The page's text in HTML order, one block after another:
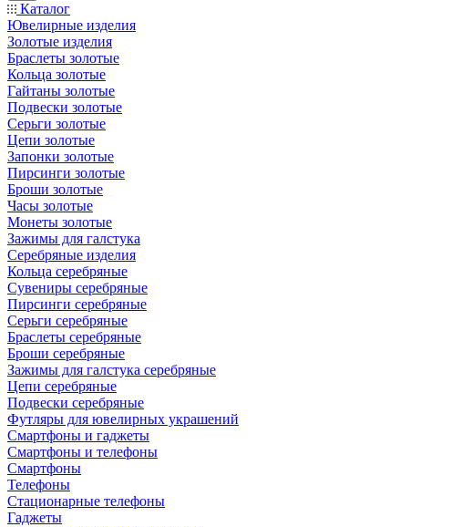
Каталог
Ювелирные изделия
Золотые изделия
Браслеты золотые
Кольца золотые
Гайтаны золотые
Подвески золотые
Серьги золотые
Цепи золотые
Запонки золотые
Пирсинги золотые
Броши золотые
Часы золотые
Монеты золотые
Зажимы для галстука
Серебряные изделия
Кольца серебряные
Сувениры серебряные
Пирсинги серебряные
Серьги серебряные
Браслеты серебряные
Броши серебряные
Зажимы для галстука серебряные
Цепи серебряные
Подвески серебряные
Футляры для ювелирных украшений
Смартфоны и гаджеты
Смартфоны и телефоны
Смартфоны
Телефоны
Стационарные телефоны
Гаджеты